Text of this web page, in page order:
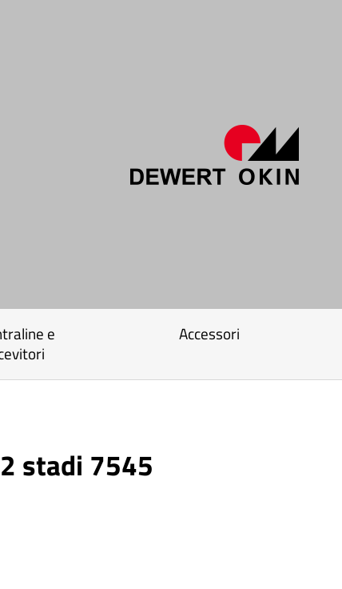
e
Accessori
stadi 7545